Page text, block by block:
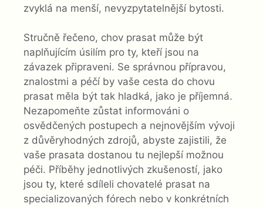
zvyklá na menší, nevyzpytatelnější bytosti.
Stručně řečeno, chov prasat může být
naplňujícím úsilím pro ty, kteří jsou na
závazek připraveni. Se správnou přípravou,
znalostmi a péčí by vaše cesta do chovu
prasat měla být tak hladká, jako je příjemná.
Nezapomeňte zůstat informováni o
osvědčených postupech a nejnovějším vývoji
z důvěryhodných zdrojů, abyste zajistili, že
vaše prasata dostanou tu nejlepší možnou
péči. Příběhy jednotlivých zkušeností, jako
jsou ty, které sdíleli chovatelé prasat na
specializovaných fórech nebo v konkrétních